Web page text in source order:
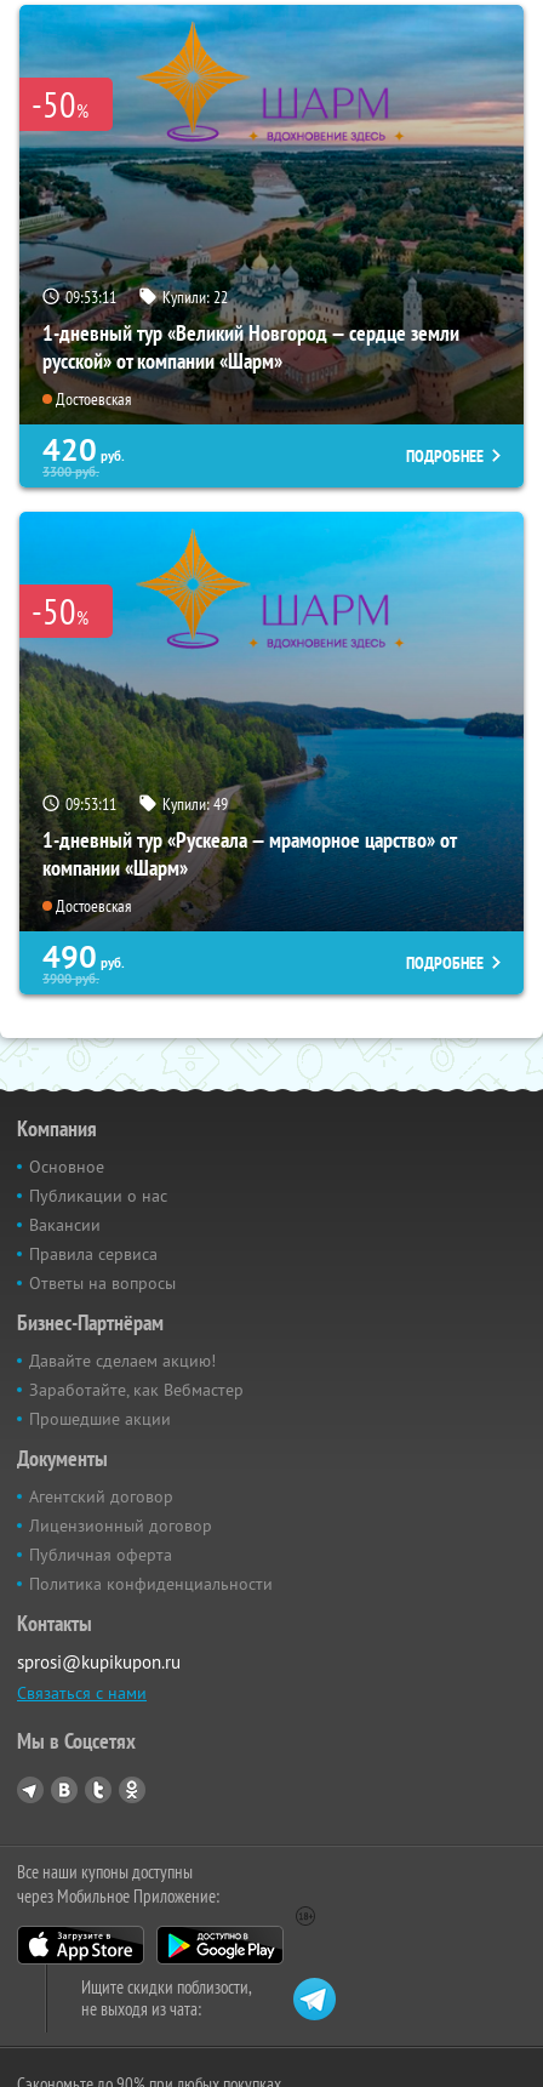
-50%
09:53:09 Купили:22
1-дневный тур «Великий Новгород — сердце земли
русской» от компании «Шарм»
Достоевская
420 руб.
3300руб.
ПОДРОБНЕЕ
-50%
09:53:09 Купили:49
1-дневный тур «Рускеала — мраморное царство» от
компании «Шарм»
Достоевская
490 руб.
3900руб.
ПОДРОБНЕЕ
Компания
Основное
Публикации о нас
Вакансии
Правила сервиса
Ответы на вопросы
Бизнес-Партнёрам
Давайте сделаем акцию!
Заработайте, как Вебмастер
Прошедшие акции
Документы
Агентский договор
Лицензионный договор
Публичная оферта
Политика конфиденциальности
Контакты
sprosi@kupikupon.ru
Связаться с нами
Мы в Соцсетях
Все наши купоны доступны
через Мобильное Приложение:
Ищите скидки поблизости,
не выходя из чата: